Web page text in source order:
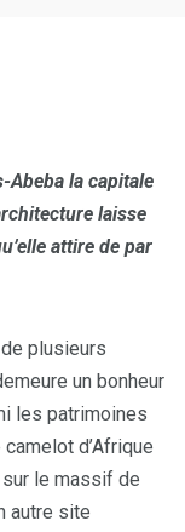
Abeba la capitale
laisse
attire de par
plusieurs
un bonheur
les patrimoines
d’Afrique
le massif de
autre site